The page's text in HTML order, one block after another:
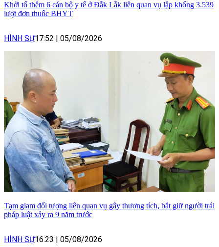
Khởi tố thêm 6 cán bộ y tế ở Đắk Lắk liên quan vụ lập khống 3.539
lượt đơn thuốc BHYT
HÌNH SỰ17:52 | 05/08/2026
Tạm giam đối tượng liên quan vụ gây thương tích, bắt giữ người trái
pháp luật xảy ra 9 năm trước
HÌNH SỰ16:23 | 05/08/2026